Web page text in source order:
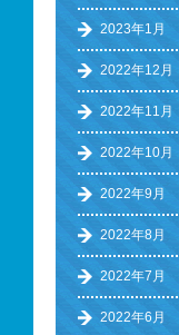
2023年1月
2022年12月
2022年11月
2022年10月
2022年9月
2022年8月
2022年7月
2022年6月